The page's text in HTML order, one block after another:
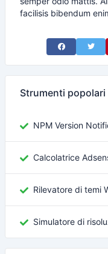
facilisis bibendum
Share on
Strumenti popolari
NPM Version
Calcolatrice
Rilevatore di temi
Simulatore di